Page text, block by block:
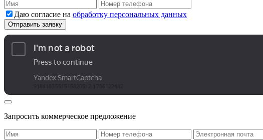
Даю согласие на обработку персональных данных
Запросить коммерческое предложение